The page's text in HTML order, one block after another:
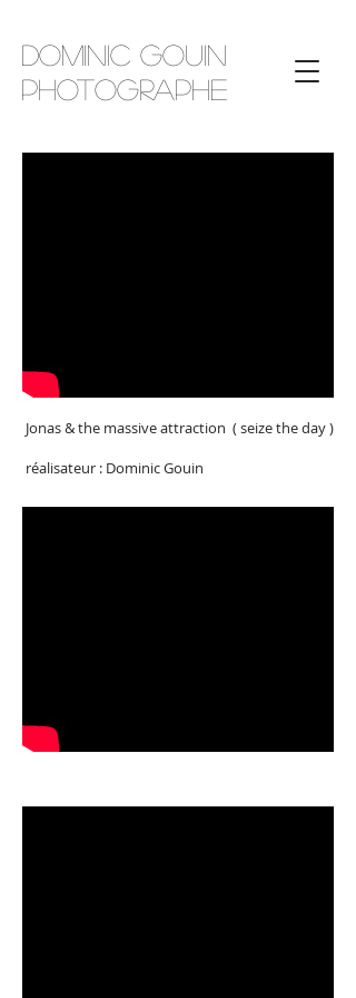
Dominic Gouin
photographe
Jonas & the massive attraction ( seize the day )
​ réalisateur : Dominic Gouin